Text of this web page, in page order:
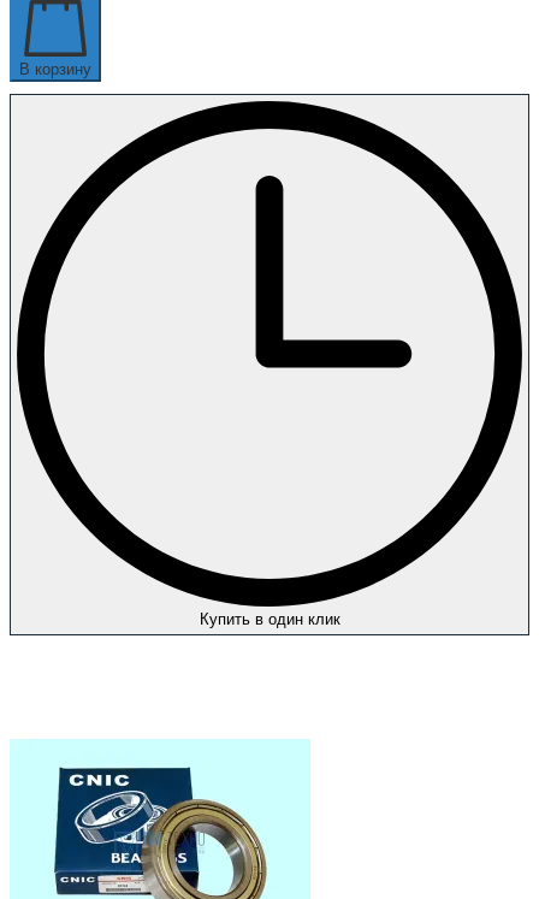
В корзину
Купить в один клик